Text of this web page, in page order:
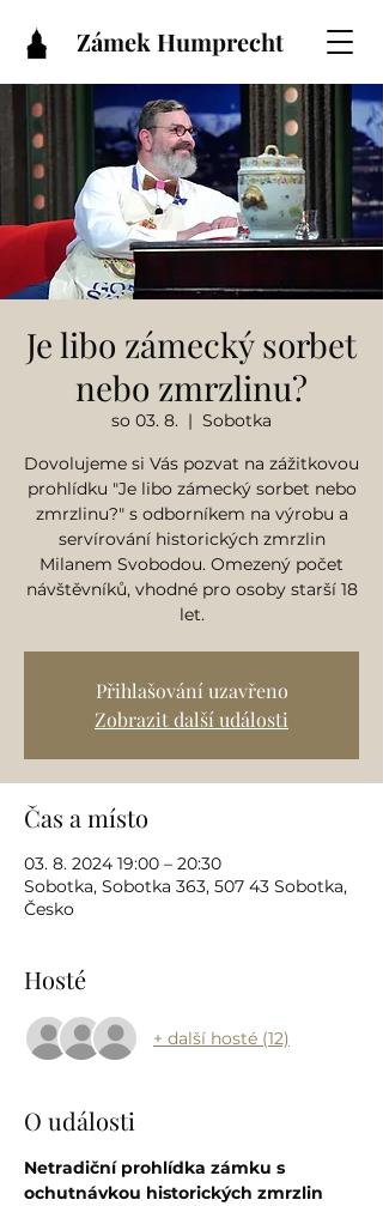
Zámek Humprecht
Je libo zámecký sorbet
nebo zmrzlinu?
so 03. 8.
  |
Sobotka
Dovolujeme si Vás pozvat na zážitkovou
prohlídku "Je libo zámecký sorbet nebo
zmrzlinu?" s odborníkem na výrobu a
servírování historických zmrzlin
Milanem Svobodou. Omezený počet
návštěvníků, vhodné pro osoby starší 18
let.
Přihlašování uzavřeno
Zobrazit další události
Čas a místo
03. 8. 2024 19:00 – 20:30
Sobotka, Sobotka 363, 507 43 Sobotka,
Česko
Hosté
+ další hosté (12)
O události
Netradiční prohlídka zámku s
ochutnávkou historických zmrzlin